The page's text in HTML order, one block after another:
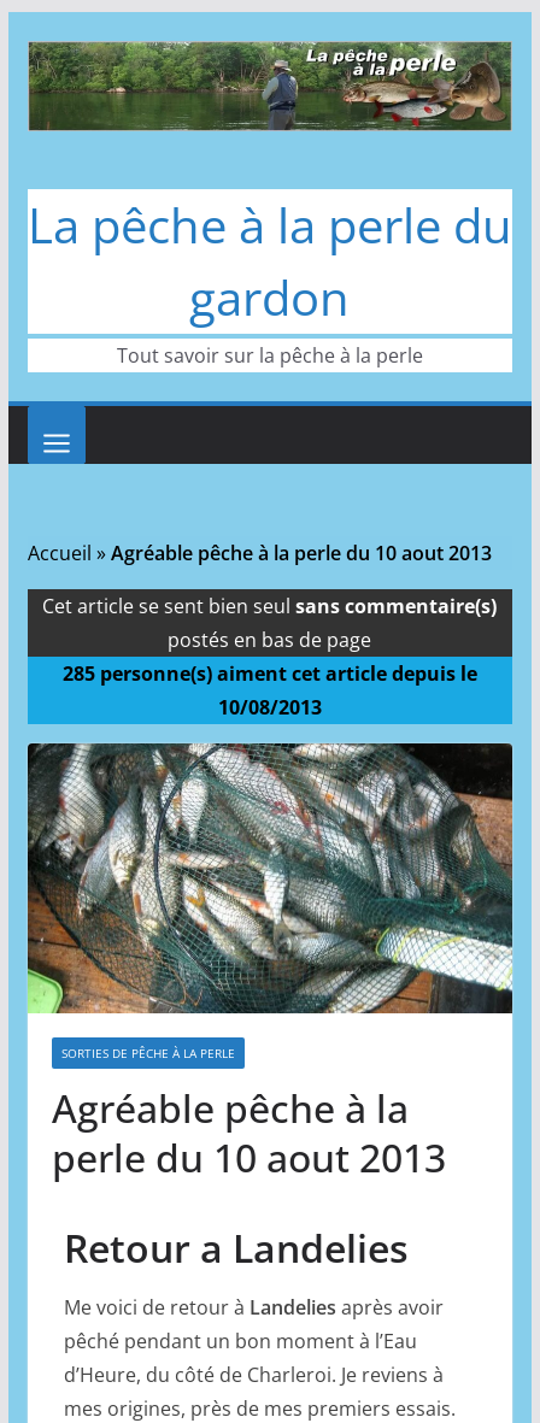
au
contenu
La pêche à la perle du
gardon
Tout savoir sur la pêche à la perle
Accueil »Agréable pêche à la perle du 10 aout 2013
Cet article se sent bien seulsans commentaire(s)
postés en bas de page
285personne(s) aiment cet article depuis le
10/08/2013
SORTIES DE PÊCHE À LA PERLE
Agréable pêche à la
perle du 10 aout 2013
Retour a Landelies
Me voici de retour à Landelies après avoir
pêché pendant un bon moment à l’Eau
d’Heure, du côté de Charleroi. Je reviens à
mes origines, près de mes premiers essais.